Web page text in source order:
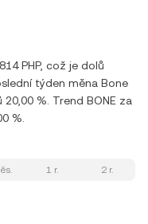
PHP, což je dolů
týden měna Bone
%. Trend BONE za
%.
1 r. 2 r.